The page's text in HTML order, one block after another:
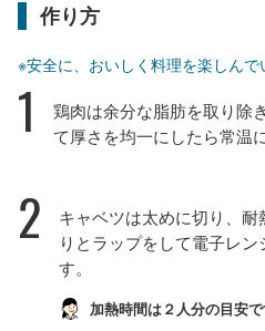
作り方
※安全に、おいしく料理を楽しんで
1
鶏肉は余分な脂肪を取り除
て厚さを均一にしたら常温
2
キャベツは太めに切り、
りとラップをして電子レ
す。
加熱時間は２人分の目安で